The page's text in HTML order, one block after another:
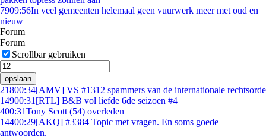
7909:56In veel gemeenten helemaal geen vuurwerk meer met oud en
nieuw
Forum
Forum
Scrollbar gebruiken
opslaan
21800:34[AMV] VS #1312 spammers van de internationale rechtsorde
14900:31 [RTL] B&B vol liefde 6de seizoen #4
400:31Tony Scott (54) overleden
14400:29[AKQ] #3384 Topic met vragen. En soms goede
antwoorden.